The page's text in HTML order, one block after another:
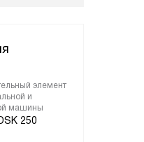
элемент
и
машины
250